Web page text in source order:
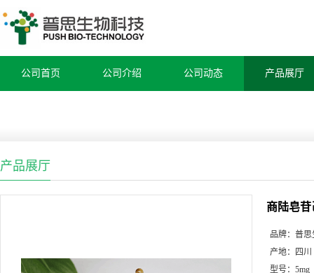
公司首页 公司介绍 公司动态 产品展厅
产品展厅
商陆皂苷
品牌： 普思
产地：
四川
型号： 5mg